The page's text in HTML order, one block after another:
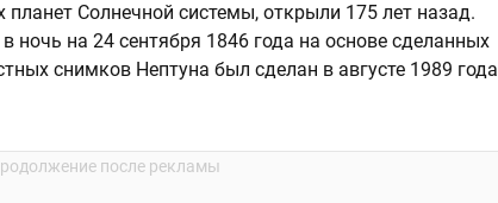
Cолнечной системы, открыли 175 лет назад.
ночь на 24 сентября 1846 года на основе сделанных
снимков Нептуна был сделан в августе 1989 года